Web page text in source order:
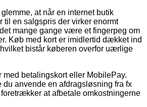
at når en internet butik
til en salgspris der virker enormt
mange gange være et fingerpeg om
Køb med kort er imidlertid dækket ind
bistår køberen overfor uærlige
betalingskort eller MobilePay.
du anvende en afdragsløsning fra fx
at afbetale omkostningerne